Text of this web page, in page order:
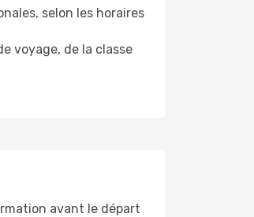
selon les horaires
voyage, de la classe
avant le départ